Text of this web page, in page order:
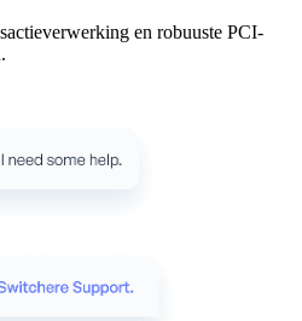
en robuuste PCI-